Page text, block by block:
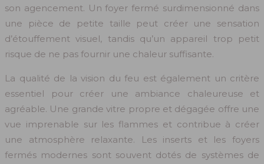
son agencement. Un foyer fermé surdimensionné dans
une pièce de petite taille peut créer une sensation
d’étouffement visuel, tandis qu’un appareil trop petit
risque de ne pas fournir une chaleur suffisante.
La qualité de la vision du feu est également un critère
essentiel pour créer une ambiance chaleureuse et
agréable. Une grande vitre propre et dégagée offre une
vue imprenable sur les flammes et contribue à créer
une atmosphère relaxante. Les inserts et les foyers
fermés modernes sont souvent dotés de systèmes de